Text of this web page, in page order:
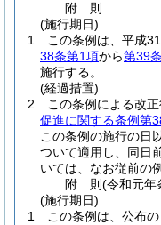
附 則
(施行期日)
1
この条例は、平成
38条第1項から第39条
施行する。
(経過措置)
2
この条例による改
促進に関する条例第
この条例の施行の日
ついて適用し、同日
いては、なお従前の
附 則(令和元年
(施行期日)
1
この条例は、公布の